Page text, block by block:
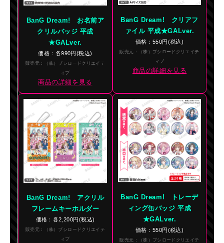
BanG Dream! お名前ア
クリルバッジ 平成
★GALver.
価格：各990円(税込)
販売元：（株）ブシロードクリエイテ
ィブ
商品の詳細を見る
BanG Dream! クリアフ
ァイル 平成★GALver.
価格：550円(税込)
販売元：（株）ブシロードクリエイテ
ィブ
商品の詳細を見る
BanG Dream! アクリル
フレームキーホルダー
価格：各2,200円(税込)
販売元：（株）ブシロードクリエイテ
ィブ
BanG Dream! トレーデ
ィング缶バッジ 平成
★GALver.
価格：550円(税込)
販売元：（株）ブシロードクリエイテ